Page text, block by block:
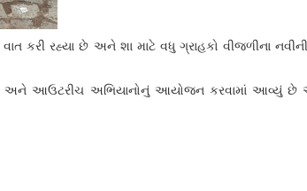
કરી રહ્યા છે અને શા માટે વધુ ગ્રાહકો વીજળીના
અને આઉટરીચ અભિયાનોનું આયોજન કરવામાં આવ્યું